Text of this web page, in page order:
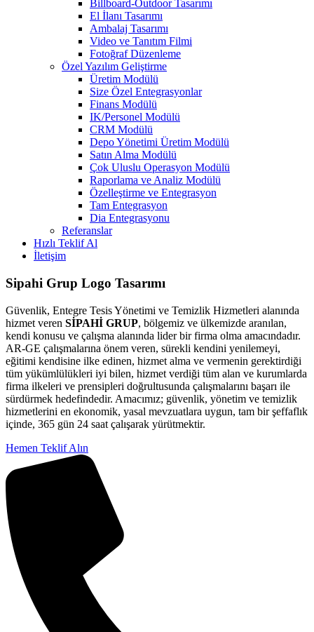
Billboard-Outdoor Tasarımı
El İlanı Tasarımı
Ambalaj Tasarımı
Video ve Tanıtım Filmi
Fotoğraf Düzenleme
Özel Yazılım Geliştirme
Üretim Modülü
Size Özel Entegrasyonlar
Finans Modülü
IK/Personel Modülü
CRM Modülü
Depo Yönetimi Üretim Modülü
Satın Alma Modülü
Çok Uluslu Operasyon Modülü
Raporlama ve Analiz Modülü
Özelleştirme ve Entegrasyon
Tam Entegrasyon
Dia Entegrasyonu
Referanslar
Hızlı Teklif Al
İletişim
Sipahi Grup Logo Tasarımı
Güvenlik, Entegre Tesis Yönetimi ve Temizlik Hizmetleri alanında
hizmet veren SİPAHİ GRUP, bölgemiz ve ülkemizde aranılan,
kendi konusu ve çalışma alanında lider bir firma olma amacındadır.
AR-GE çalışmalarına önem veren, sürekli kendini yenilemeyi,
eğitimi kendisine ilke edinen, hizmet alma ve vermenin gerektirdiği
tüm yükümlülükleri iyi bilen, hizmet verdiği tüm alan ve kurumlarda
firma ilkeleri ve prensipleri doğrultusunda çalışmalarını başarı ile
sürdürmek hedefindedir. Amacımız; güvenlik, yönetim ve temizlik
hizmetlerini en ekonomik, yasal mevzuatlara uygun, tam bir şeffaflık
içinde, 365 gün 24 saat çalışarak yürütmektir.
Hemen Teklif Alın